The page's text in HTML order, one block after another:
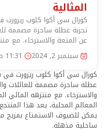
المثالية
كورال سي أكوا كلوب
تجربة عطلة ساحرة مصممة
عن المتعة والاسترخاء. مع
سبتمبر 2, 2024
11:31 ص
كورال سي أكوا كلوب ريزورت
عطلة ساحرة مصممة للعائلات
والاسترخاء. مع منتزهه المائي
المعالم المحلية، يعد هذا
يمكن للضيوف الاستمتاع بمزيج
ساحلية مذهلة.